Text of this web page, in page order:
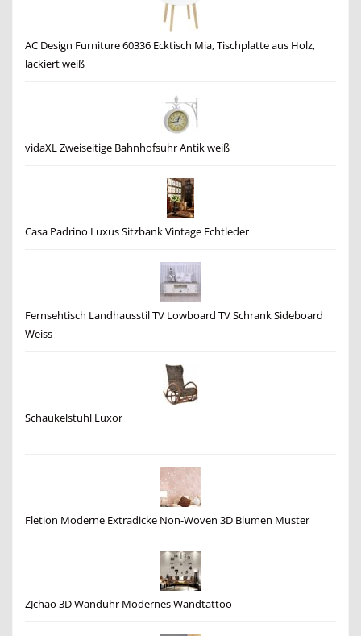
AC Design Furniture 60336 Ecktisch Mia, Tischplatte aus Holz,
lackiert weiß
vidaXL Zweiseitige Bahnhofsuhr Antik weiß
Casa Padrino Luxus Sitzbank Vintage Echtleder
Fernsehtisch Landhausstil TV Lowboard TV Schrank Sideboard
Weiss
Schaukelstuhl Luxor
Fletion Moderne Extradicke Non-Woven 3D Blumen Muster
ZJchao 3D Wanduhr Modernes Wandtattoo